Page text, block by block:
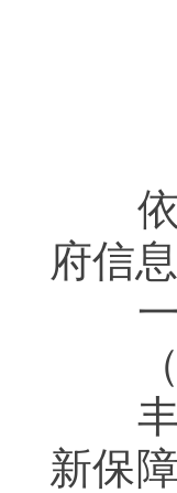
依据
府信
一
（
丰台
新保